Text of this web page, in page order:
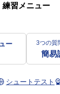
練習メニュー
ー
3つの質
簡易
シュートテスト